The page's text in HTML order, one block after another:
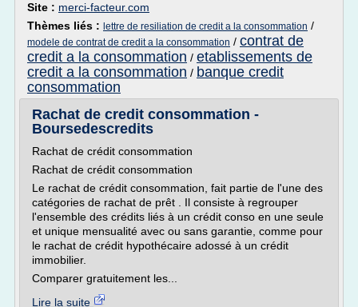
Site : merci-facteur.com
Thèmes liés : lettre de resiliation de credit a la consommation /
modele de contrat de credit a la consommation / contrat de
credit a la consommation / etablissements de
credit a la consommation / banque credit
consommation
Rachat de credit consommation -
Boursedescredits
Rachat de crédit consommation
Rachat de crédit consommation
Le rachat de crédit consommation, fait partie de l'une des
catégories de rachat de prêt . Il consiste à regrouper
l'ensemble des crédits liés à un crédit conso en une seule
et unique mensualité avec ou sans garantie, comme pour
le rachat de crédit hypothécaire adossé à un crédit
immobilier.
Comparer gratuitement les...
Lire la suite